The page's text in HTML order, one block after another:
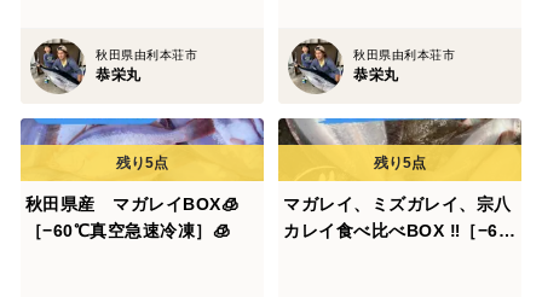
秋田県由利本荘市
恭栄丸
秋田県由利本荘市
恭栄丸
秋田県産 マガレイBOX🧊
［−60℃真空急速冷凍］🧊
マガレイ、ミズガレイ、宗八
カレイ食べ比べBOX ‼️［−6